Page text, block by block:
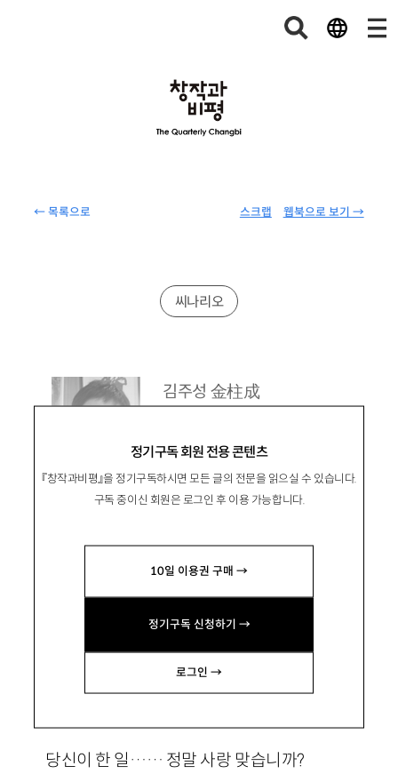
← 목록으로 웹북으로 보기 →
스크랩
정기구독 회원 전용 콘텐츠
『창작과비평』을 정기구독하시면 모든 글의 전문을 읽으실 수 있습니다.
구독 중이신 회원은 로그인 후 이용 가능합니다.
10일 이용권 구매 →
정기구독 신청하기 →
로그인 →
씨나리오
김주성 金柱成
학과 4학년.
friofriofrio@naver.com
상흔록(傷痕錄)
당신이 한 일…… 정말 사랑 맞습니까?